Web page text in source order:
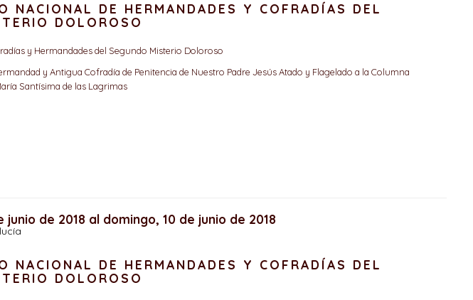
NACIONAL DE HERMANDADES Y COFRADÍAS DEL
DOLOROSO
y Hermandades del Segundo Misterio Doloroso
y Antigua Cofradía de Penitencia de Nuestro Padre Jesús Atado y Flagelado a la Columna
Santísima de las Lagrimas
junio de 2018 al domingo, 10 de junio de 2018
NACIONAL DE HERMANDADES Y COFRADÍAS DEL
DOLOROSO